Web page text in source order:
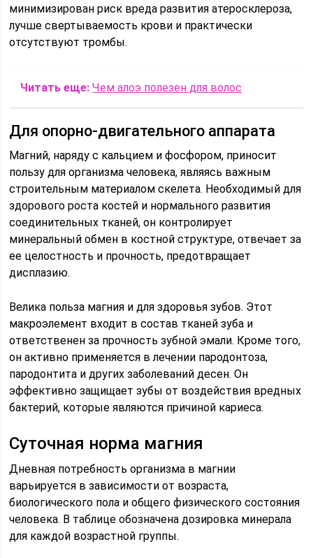
минимизирован риск вреда развития атеросклероза,
лучше свертываемость крови и практически
отсутствуют тромбы.
Читать еще: Чем алоэ полезен для волос
Для опорно-двигательного аппарата
Магний, наряду с кальцием и фосфором, приносит
пользу для организма человека, являясь важным
строительным материалом скелета. Необходимый для
здорового роста костей и нормального развития
соединительных тканей, он контролирует
минеральный обмен в костной структуре, отвечает за
ее целостность и прочность, предотвращает
дисплазию.
Велика польза магния и для здоровья зубов. Этот
макроэлемент входит в состав тканей зуба и
ответственен за прочность зубной эмали. Кроме того,
он активно применяется в лечении пародонтоза,
пародонтита и других заболеваний десен. Он
эффективно защищает зубы от воздействия вредных
бактерий, которые являются причиной кариеса.
Суточная норма магния
Дневная потребность организма в магнии
варьируется в зависимости от возраста,
биологического пола и общего физического состояния
человека. В таблице обозначена дозировка минерала
для каждой возрастной группы.